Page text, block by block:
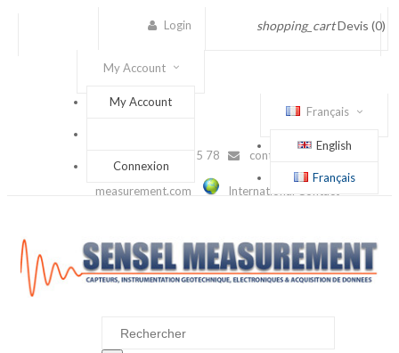
shopping_cart Devis (0)
Login
My Account
My Account
Connexion
Français
English
Français
(+33) 1 56 88 25 78 contact@sensel-
measurement.com International Contact